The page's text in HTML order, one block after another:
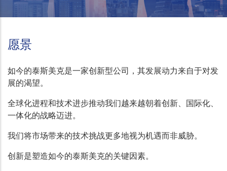
愿景
如今的泰斯美克是一家创新型公司，其发展动力来自于对发
展的渴望。
全球化进程和技术进步推动我们越来越朝着创新、国际化、
一体化的战略迈进。
我们将市场带来的技术挑战更多地视为机遇而非威胁。
创新是塑造如今的泰斯美克的关键因素。